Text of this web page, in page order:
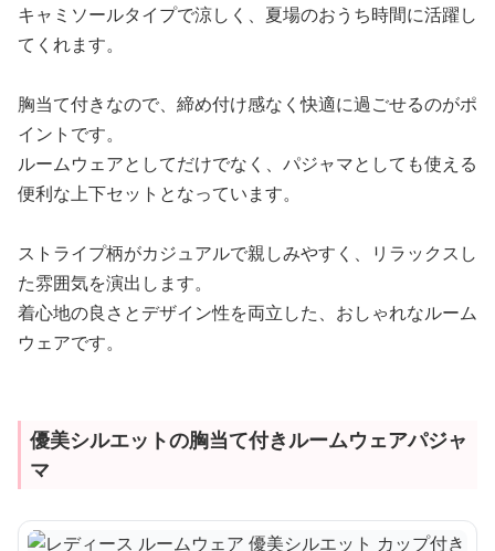
キャミソールタイプで涼しく、夏場のおうち時間に活躍し
てくれます。
胸当て付きなので、締め付け感なく快適に過ごせるのがポ
イントです。
ルームウェアとしてだけでなく、パジャマとしても使える
便利な上下セットとなっています。
ストライプ柄がカジュアルで親しみやすく、リラックスし
た雰囲気を演出します。
着心地の良さとデザイン性を両立した、おしゃれなルーム
ウェアです。
優美シルエットの胸当て付きルームウェアパジャ
マ